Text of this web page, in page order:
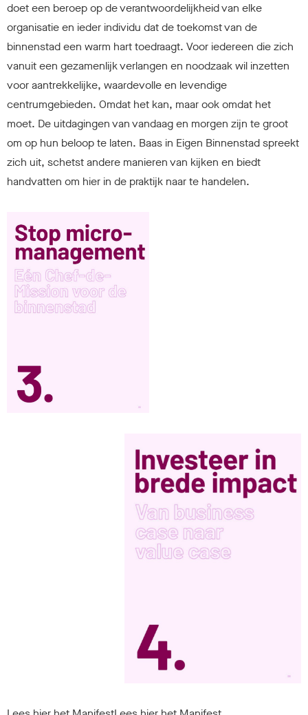
doet een beroep op de verantwoordelijkheid van elke
organisatie en ieder individu dat de toekomst van de
binnenstad een warm hart toedraagt. Voor iedereen die zich
vanuit een gezamenlijk verlangen en noodzaak wil inzetten
voor aantrekkelijke, waardevolle en levendige
centrumgebieden. Omdat het kan, maar ook omdat het
moet. De uitdagingen van vandaag en morgen zijn te groot
om op hun beloop te laten. Baas in Eigen Binnenstad spreekt
zich uit, schetst andere manieren van kijken en biedt
handvatten om hier in de praktijk naar te handelen.